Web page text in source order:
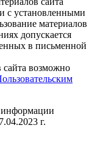
с установленными
материалов
допускается
в письменной
сайта возможно
информации
г.